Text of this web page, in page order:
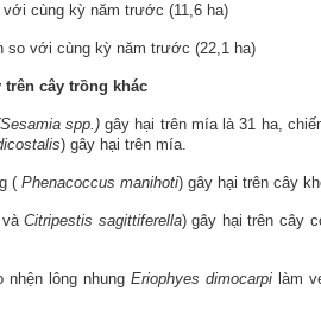
cùng kỳ năm trước (11,6 ha)
so với cùng kỳ năm trước (22,1 ha)
cây trồng khác
spp.)gây hại trên mía là 31 ha,
) gây hại trên mía.
( Phenacoccus manihoti) gây hại trên cây
Citripestis sagittiferella) gây hại trên cây
nhện lông nhungEriophyes dimocarpi làm